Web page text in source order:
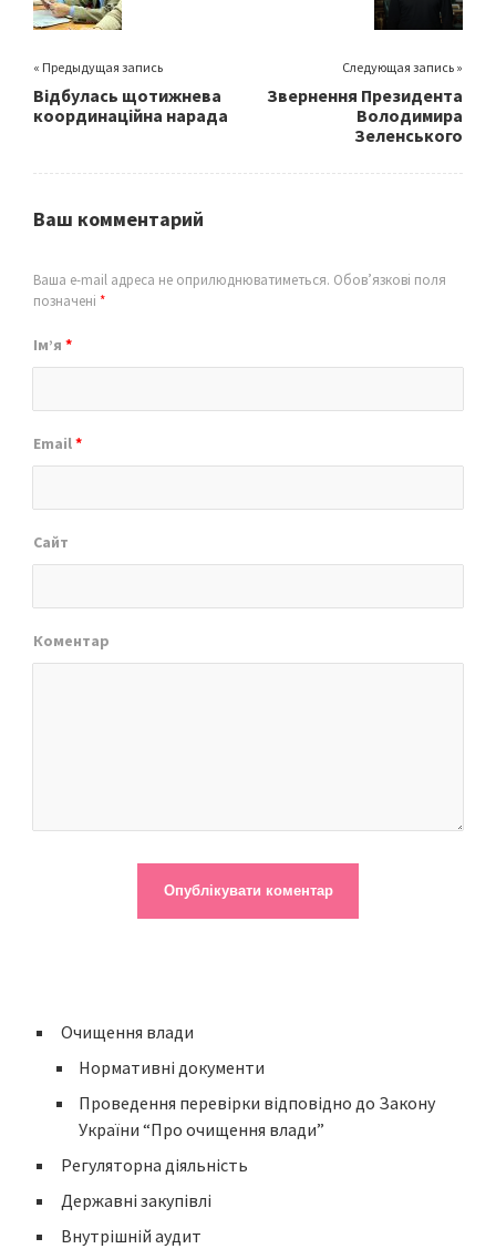
« Предыдущая запись
Відбулась щотижнева
координаційна нарада
Следующая запись »
Звернення Президента
Володимира
Зеленського
Ваш комментарий
Ваша e-mail адреса не оприлюднюватиметься. Обов’язкові поля
позначені *
Ім’я *
Email*
Сайт
Коментар
Очищення влади
Нормативні документи
Проведення перевірки відповідно до Закону
України “Про очищення влади”
Регуляторна діяльність
Державні закупівлі
Внутрішній аудит